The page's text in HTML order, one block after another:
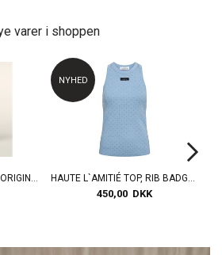
varer i shoppen
HAUTE L`AMITIÉ TOP, RIB BADGE ACID STONE TANK, PALE BLUE ACID WASH
NYHED
HAUTE L`AMITIÉ SKJORTE,ENIGMA NS LOGO SHIRT, MUD
1.100,00 DKK